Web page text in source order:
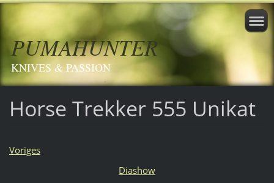
PUMAHUNTER
KNIVES & PASSION
Horse Trekker 555 Unikat
Voriges
Diashow